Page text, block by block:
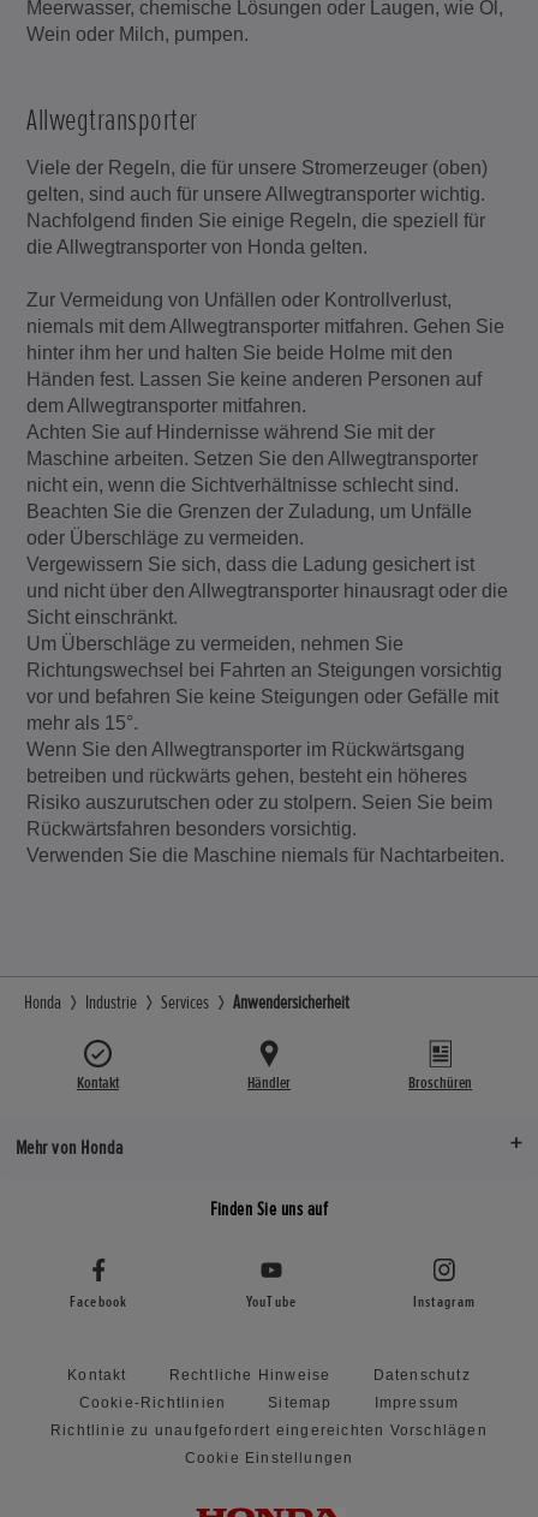
Meerwasser, chemische Lösungen oder Laugen, wie Öl,
Wein oder Milch, pumpen.
Allwegtransporter
Viele der Regeln, die für unsere Stromerzeuger (oben)
gelten, sind auch für unsere Allwegtransporter wichtig.
Nachfolgend finden Sie einige Regeln, die speziell für
die Allwegtransporter von Honda gelten.
Zur Vermeidung von Unfällen oder Kontrollverlust,
niemals mit dem Allwegtransporter mitfahren. Gehen Sie
hinter ihm her und halten Sie beide Holme mit den
Händen fest. Lassen Sie keine anderen Personen auf
dem Allwegtransporter mitfahren.
Achten Sie auf Hindernisse während Sie mit der
Maschine arbeiten. Setzen Sie den Allwegtransporter
nicht ein, wenn die Sichtverhältnisse schlecht sind.
Beachten Sie die Grenzen der Zuladung, um Unfälle
oder Überschläge zu vermeiden.
Vergewissern Sie sich, dass die Ladung gesichert ist
und nicht über den Allwegtransporter hinausragt oder die
Sicht einschränkt.
Um Überschläge zu vermeiden, nehmen Sie
Richtungswechsel bei Fahrten an Steigungen vorsichtig
vor und befahren Sie keine Steigungen oder Gefälle mit
mehr als 15°.
Wenn Sie den Allwegtransporter im Rückwärtsgang
betreiben und rückwärts gehen, besteht ein höheres
Risiko auszurutschen oder zu stolpern. Seien Sie beim
Rückwärtsfahren besonders vorsichtig.
Verwenden Sie die Maschine niemals für Nachtarbeiten.
Honda Industrie Services Anwendersicherheit
Kontakt Händler Broschüren
Mehr von Honda
Finden Sie uns auf
Facebook YouTube Instagram
Kontakt Rechtliche Hinweise
Datenschutz
Cookie-Richtlinien
Sitemap
Impressum
Richtlinie zu unaufgefordert eingereichten Vorschlägen
Cookie Einstellungen